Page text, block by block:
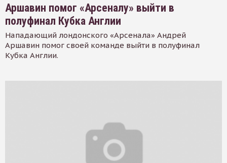
Аршавин помог «Арсеналу» выйти в
полуфинал Кубка Англии
Нападающий лондонского «Арсенала» Андрей
Аршавин помог своей команде выйти в полуфинал
Кубка Англии.